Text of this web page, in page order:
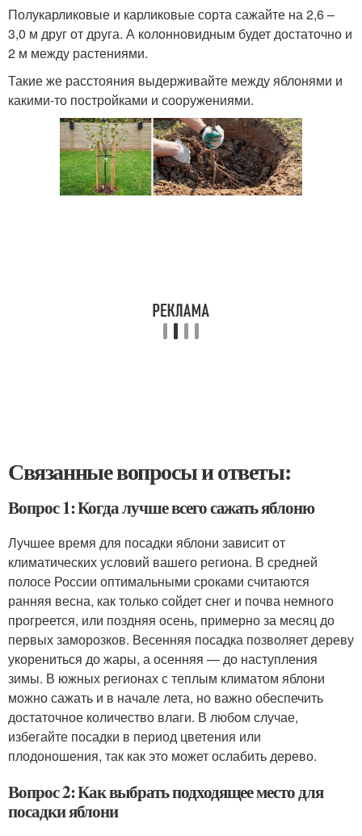
Полукарликовые и карликовые сорта сажайте на 2,6 –
3,0 м друг от друга. А колонновидным будет достаточно и
2 м между растениями.
Такие же расстояния выдерживайте между яблонями и
какими-то постройками и сооружениями.
Связанные вопросы и ответы:
Вопрос 1: Когда лучше всего сажать яблоню
Лучшее время для посадки яблони зависит от
климатических условий вашего региона. В средней
полосе России оптимальными сроками считаются
ранняя весна, как только сойдет снег и почва немного
прогреется, или поздняя осень, примерно за месяц до
первых заморозков. Весенняя посадка позволяет дереву
укорениться до жары, а осенняя — до наступления
зимы. В южных регионах с теплым климатом яблони
можно сажать и в начале лета, но важно обеспечить
достаточное количество влаги. В любом случае,
избегайте посадки в период цветения или
плодоношения, так как это может ослабить дерево.
Вопрос 2: Как выбрать подходящее место для
посадки яблони